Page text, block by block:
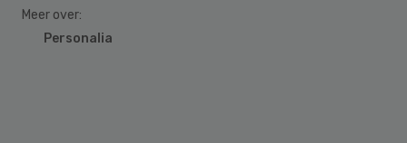
Meer over:
Personalia